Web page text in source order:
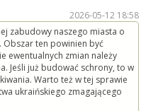
2026-05-12 18:58
zabudowy naszego miasta o
Obszar ten powinien być
ewentualnych zmian należy
Jeśli już budować schrony, to w
Warto też w tej sprawie
ukraińskiego zmagającego